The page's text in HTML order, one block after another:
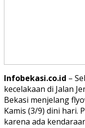
Infobekasi.co.id –
kecelakaan di Jalan
Bekasi menjelang
Kamis (3/9) dini hari.
karena ada